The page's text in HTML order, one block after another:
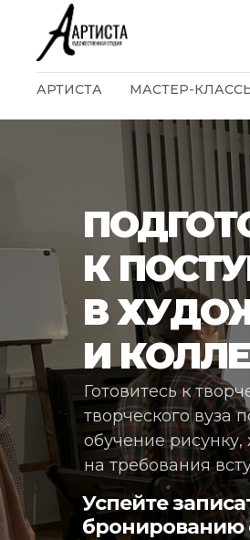
АРТИСТА МАСТЕР-
Готовитесь к
творческого вуза
обучение
на требования
К
В
И
Успейте
бронированию